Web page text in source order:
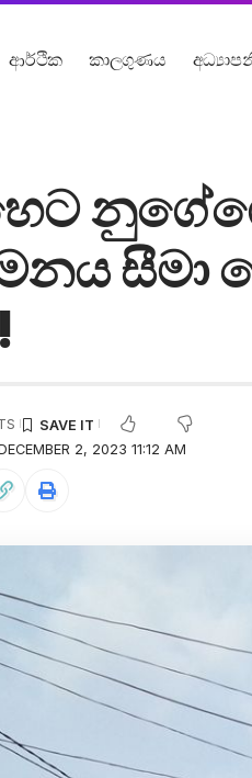
ආර්ථික කාලගුණය
සීමා
2, 2023 11:12 AM